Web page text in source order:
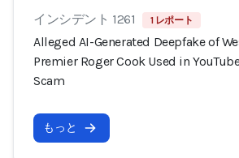
インシデント 1261 1 レポート
Alleged AI-Generated Deepfake of
Premier Roger Cook Used in
Scam
もっと